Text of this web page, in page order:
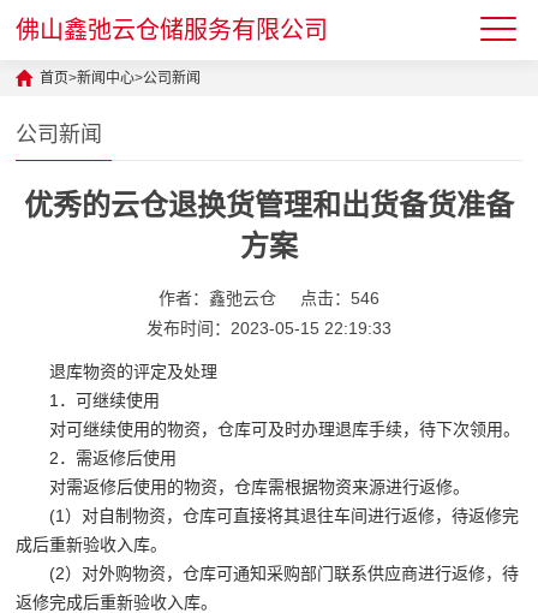
佛山鑫弛云仓储服务有限公司
首页>新闻中心>公司新闻
公司新闻
优秀的云仓退换货管理和出货备货准备
方案
作者：鑫弛云仓
点击：546
发布时间：2023-05-15 22:19:33
退库物资的评定及处理
1．可继续使用
对可继续使用的物资，仓库可及时办理退库手续，待下次领用。
2．需返修后使用
对需返修后使用的物资，仓库需根据物资来源进行返修。
(1）对自制物资，仓库可直接将其退往车间进行返修，待返修完
成后重新验收入库。
(2）对外购物资，仓库可通知采购部门联系供应商进行返修，待
返修完成后重新验收入库。